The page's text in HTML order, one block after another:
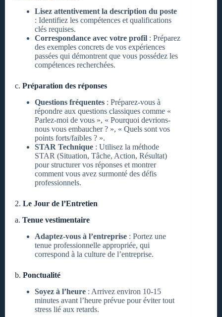
Lisez attentivement la description du poste
: Identifiez les compétences et qualifications
clés requises.
Correspondance avec votre profil : Préparez
des exemples concrets de vos expériences
passées qui démontrent que vous possédez les
compétences recherchées.
c. Préparation des réponses
Questions fréquentes : Préparez-vous à
répondre aux questions classiques comme «
Parlez-moi de vous », « Pourquoi devrions-
nous vous embaucher ? », « Quels sont vos
points forts/faibles ? ».
STAR Technique : Utilisez la méthode
STAR (Situation, Tâche, Action, Résultat)
pour structurer vos réponses et montrer
comment vous avez surmonté des défis
professionnels.
2. Le Jour de l’Entretien
a. Tenue vestimentaire
Adaptez-vous à l’entreprise : Portez une
tenue professionnelle appropriée, qui
correspond à la culture de l’entreprise.
b. Ponctualité
Soyez à l’heure : Arrivez environ 10-15
minutes avant l’heure prévue pour éviter tout
stress lié aux retards.